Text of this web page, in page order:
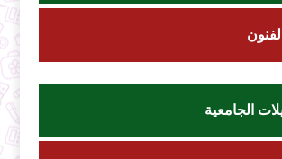
الجامعية